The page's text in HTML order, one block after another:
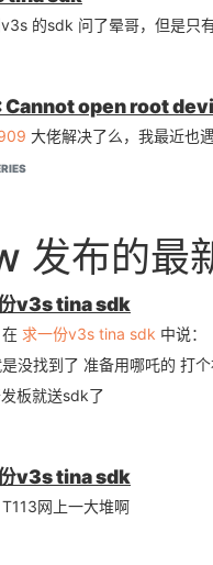
的sdk 问了晕哥，但是只
Cannot open root
大佬解决了么，我最近也
发布的最
v3s tina sdk
在 求一份v3s tina sdk 中说：
没找到了 准备用哪吒的 打
板就送sdk了
v3s tina sdk
T113网上一大堆啊